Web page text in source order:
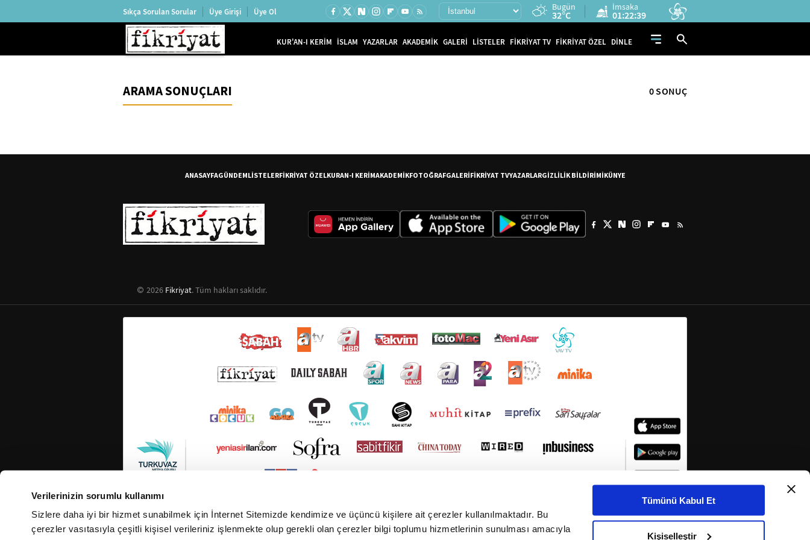
Verilerinizin sorumlu kullanımı
Sizlere daha iyi bir hizmet sunabilmek için İnternet Sitemizde kendimize ve üçüncü kişilere ait çerezler kullanılmaktadır. Bu
çerezler vasıtasıyla çeşitli kişisel verileriniz işlenmekte olup gerekli olan çerezler bilgi toplumu hizmetlerinin sunulması amacıyla
Tümünü Kabul Et
Kişiselleştir
Sıkça Sorulan Sorular Üye Girişi Üye Ol Bugün
32°C
İmsaka
01:22:38
KUR'AN-I KERİM İSLAM YAZARLAR AKADEMİK GALERİ LİSTELER FİKRİYAT TV FİKRİYAT ÖZEL DİNLE
ARAMA SONUÇLARI 0 SONUÇ
ANASAYFAGÜNDEMLİSTELERFİKRİYAT ÖZELKURAN-I KERİMAKADEMİKFOTOĞRAFGALERİFİKRİYAT TVYAZARLARGİZLİLİK BİLDİRİMİKÜNYE
2026 Fikriyat. Tüm hakları saklıdır.